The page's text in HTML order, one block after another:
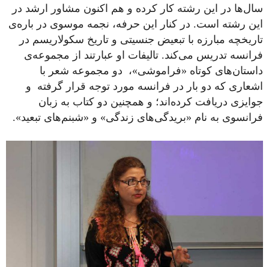
سال‌ها در این رشته کار کرده و هم اکنون مشاور ارشد در
این رشته است. در کنار این حرفه، نجمه موسوی در باره‌ی
تاریخچه‌ مبارزه با تبعیض جنسیتی و تاریخ سکولاریسم در
فرانسه تدریس می‌کند. تالیفات او عبارتند از مجموعه‌ی
داستان‌های کوتاه «فراموشی»، دو مجموعه‌ شعر با
اشعاری که دو بار در فرانسه مورد توجه قرار گرفته و
جوایزی دریافت کرده‌اند؛ و همچنین دو کتاب به زبان
فرانسوی به نام «بریدگی‌های زندگی» و «شبنم‌های تبعید».